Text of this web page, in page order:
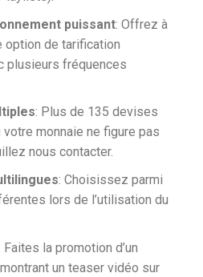
puissant: Offrez à
option de tarification
plusieurs fréquences
: Plus de 135 devises
monnaie ne figure pas
nous contacter.
: Choisissez parmi
lors de l’utilisation du
Faites la promotion d’un
un teaser vidéo sur